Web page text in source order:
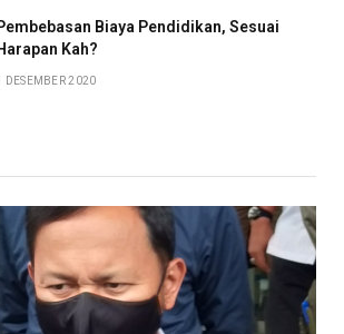
Biaya Pendidikan, Sesuai
Kah?
DESEMBER 2020